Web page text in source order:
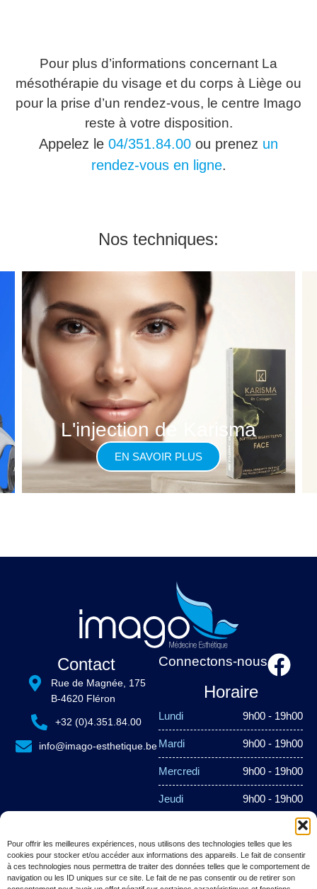
Pour offrir les meilleures expériences, nous utilisons des technologies telles que les
cookies pour stocker et/ou accéder aux informations des appareils. Le fait de consentir
à ces technologies nous permettra de traiter des données telles que le comportement de
navigation ou les ID uniques sur ce site. Le fait de ne pas consentir ou de retirer son
Pour plus d’informations concernant La
mésothérapie du visage et du corps à Liège ou
pour la prise d’un rendez-vous, le centre Imago
reste à votre disposition.
Appelez le 04/351.84.00 ou prenez un
rendez-vous en ligne.
Nos techniques:
L'injection de Karisma
EN SAVOIR PLUS
Contact
Rue de Magnée, 175
B-4620 Fléron
+32 (0)4.351.84.00
info@imago-esthetique.be
Connectons-nous
Horaire
Lundi 9h00 - 19h00
Mardi 9h00 - 19h00
Mercredi 9h00 - 19h00
Jeudi 9h00 - 19h00
9h00 - 19h00
Samedi Fermé
Dimanche Fermé